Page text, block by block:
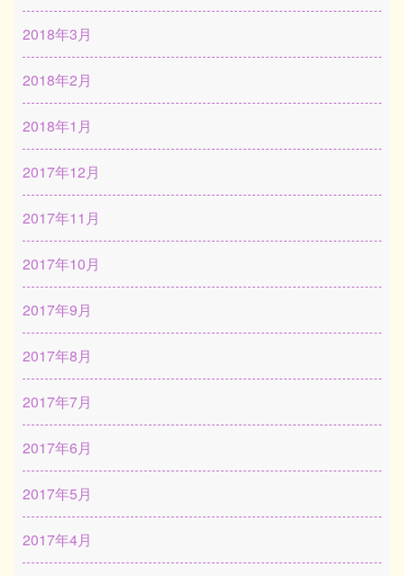
2018年3月
2018年2月
2018年1月
2017年12月
2017年11月
2017年10月
2017年9月
2017年8月
2017年7月
2017年6月
2017年5月
2017年4月